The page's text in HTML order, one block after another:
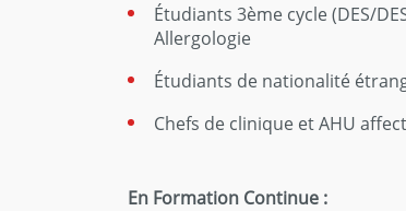
Étudiants 3ème cycle (DES/
Allergologie
Étudiants de nationalité
Chefs de clinique et AHU
En Formation Continue :